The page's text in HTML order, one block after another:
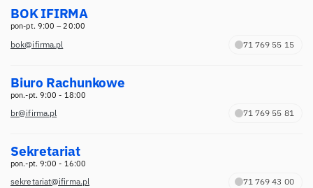
BOK IFIRMA
pon-pt. 9:00 – 20:00
bok@ifirma.pl 71 769 55 15
Biuro Rachunkowe
pon.-pt. 9:00 - 18:00
br@ifirma.pl 71 769 55 81
Sekretariat
pon.-pt. 9:00 - 16:00
sekretariat@ifirma.pl 71 769 43 00